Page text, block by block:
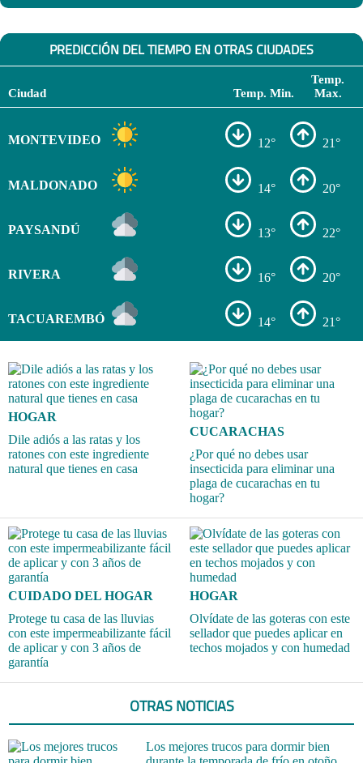
PREDICCIÓN DEL TIEMPO EN OTRAS CIUDADES
Ciudad Temp. Min.
Temp.
Max.
MONTEVIDEO 12° 21°
MALDONADO 14° 20°
PAYSANDÚ 13° 22°
RIVERA 16° 20°
TACUAREMBÓ 14° 21°
HOGAR
Dile adiós a las ratas y los
ratones con este ingrediente
natural que tienes en casa
CUCARACHAS
¿Por qué no debes usar
insecticida para eliminar una
plaga de cucarachas en tu
hogar?
CUIDADO DEL HOGAR
Protege tu casa de las lluvias
con este impermeabilizante fácil
de aplicar y con 3 años de
garantía
HOGAR
Olvídate de las goteras con este
sellador que puedes aplicar en
techos mojados y con humedad
OTRAS NOTICIAS
Los mejores trucos para dormir bien